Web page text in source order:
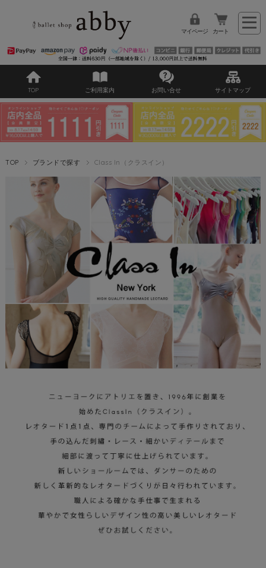
マイページ カート
TOP ご利用案内 お問い合せ サイトマップ
TOP ブランドで探す Class In（クラスイン）